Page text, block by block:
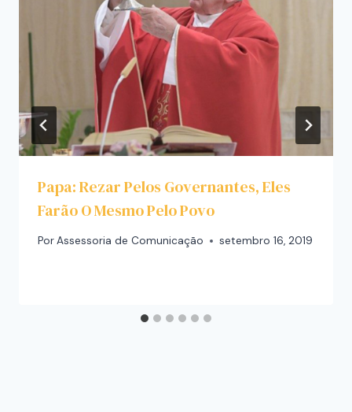
Papa: Rezar Pelos Governantes, Eles
Farão O Mesmo Pelo Povo
PorAssessoria de Comunicação setembro 16, 2019